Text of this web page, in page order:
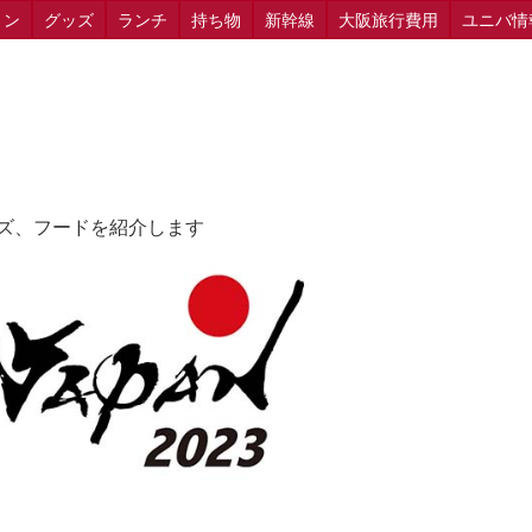
グッズ ランチ 持ち物 新幹線 大阪旅行費用 ユニバ情
、フードを紹介します